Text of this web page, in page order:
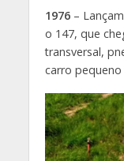
1976–
o 147, que
transversal,
carro